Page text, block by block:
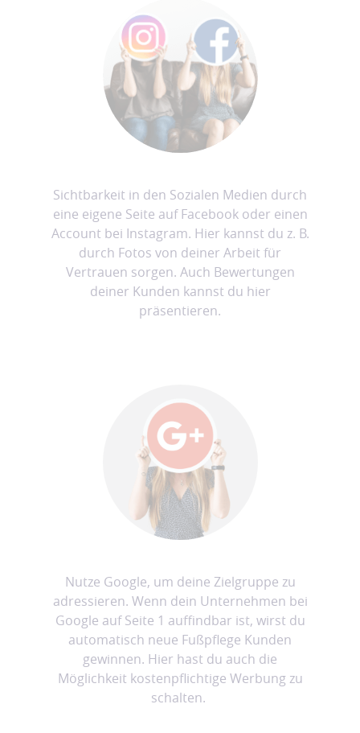
Sichtbarkeit in den Sozialen Medien durch
eine eigene Seite auf Facebook oder einen
Account bei Instagram. Hier kannst du z. B.
durch Fotos von deiner Arbeit für
Vertrauen sorgen. Auch Bewertungen
deiner Kunden kannst du hier
präsentieren.
Nutze Google, um deine Zielgruppe zu
adressieren. Wenn dein Unternehmen bei
Google auf Seite 1 auffindbar ist, wirst du
automatisch neue Fußpflege Kunden
gewinnen. Hier hast du auch die
Möglichkeit kostenpflichtige Werbung zu
schalten.